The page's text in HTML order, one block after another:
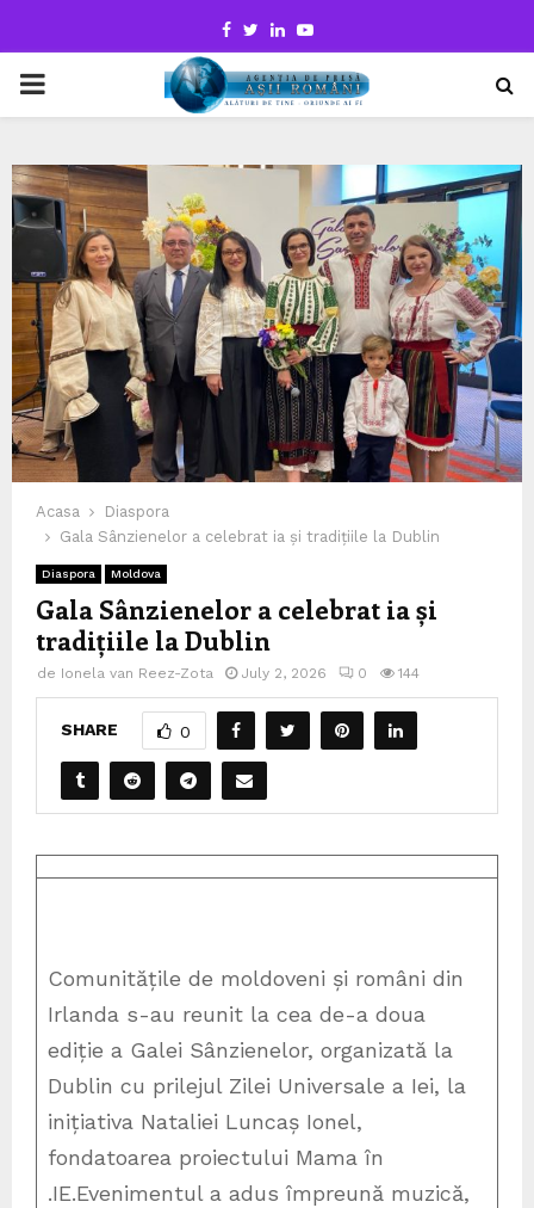
Facebook
TwitterLinkedinYoutube
PRIMARY
Acasa
Diaspora
Gala Sânzienelor a celebrat ia și tradițiile la Dublin
Diaspora Moldova
Gala Sânzienelor a celebrat ia și
tradițiile la Dublin
de Ionela van Reez-Zota July 2, 2026 0 144
SHARE 0
Comunitățile de moldoveni și români din
Irlanda s-au reunit la cea de-a doua
ediție a Galei Sânzienelor, organizată la
Dublin cu prilejul Zilei Universale a Iei, la
inițiativa Nataliei Luncaș Ionel,
fondatoarea proiectului Mama în
.IE.Evenimentul a adus împreună muzică,